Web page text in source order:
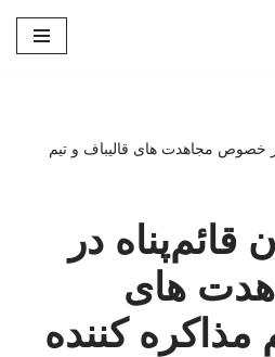
در خصوص مجاهدت های قالیباف و تیم
قائم‌پناه در
های
مذاکره کننده